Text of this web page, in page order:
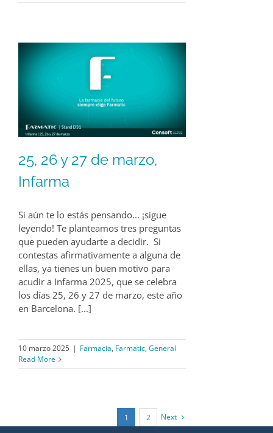
25, 26 y 27 de marzo,
Infarma
Si aún te lo estás pensando... ¡sigue
leyendo! Te planteamos tres preguntas
que pueden ayudarte a decidir. Si
contestas afirmativamente a alguna de
ellas, ya tienes un buen motivo para
acudir a Infarma 2025, que se celebra
los días 25, 26 y 27 de marzo, este año
en Barcelona. [...]
10 marzo 2025 | Farmacia, Farmatic, General
Read More
1 2 Next